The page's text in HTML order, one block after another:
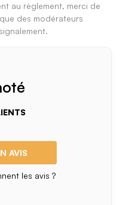
au règlement, merci de
des modérateurs
AVIS
les avis ?